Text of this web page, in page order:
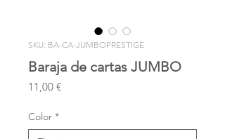
SKU: BA-CA-JUMBOPRESTIGE
Baraja de cartas JUMBO
11,00 €Precio
Color *